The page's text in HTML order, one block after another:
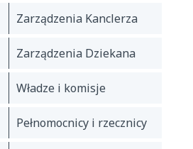
Zarządzenia Kanclerza
Zarządzenia Dziekana
Władze i komisje
Pełnomocnicy i rzecznicy